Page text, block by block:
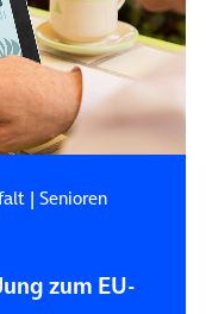
| Senioren
zum EU-